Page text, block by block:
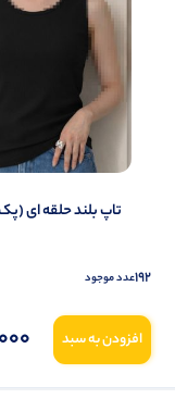
تاپ بلند حلقه ای (پک 6
192عدد موجود
افزودن به سبد